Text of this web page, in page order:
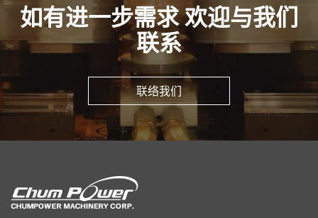
如有进一步需求 欢迎与我们
联系
联络我们